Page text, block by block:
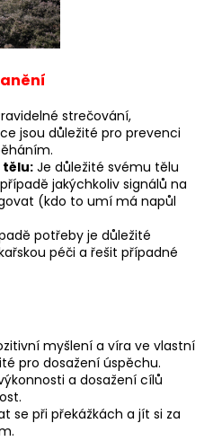
strečování,
jsou důležité pro prevenci
tělu: Je důležité svému tělu
jakýchkoliv signálů na
(kdo to umí má napůl
potřeby je důležité
péči a řešit případné
myšlení a víra ve vlastní
pro dosažení úspěchu.
a dosažení cílů
se při překážkách a jít si za